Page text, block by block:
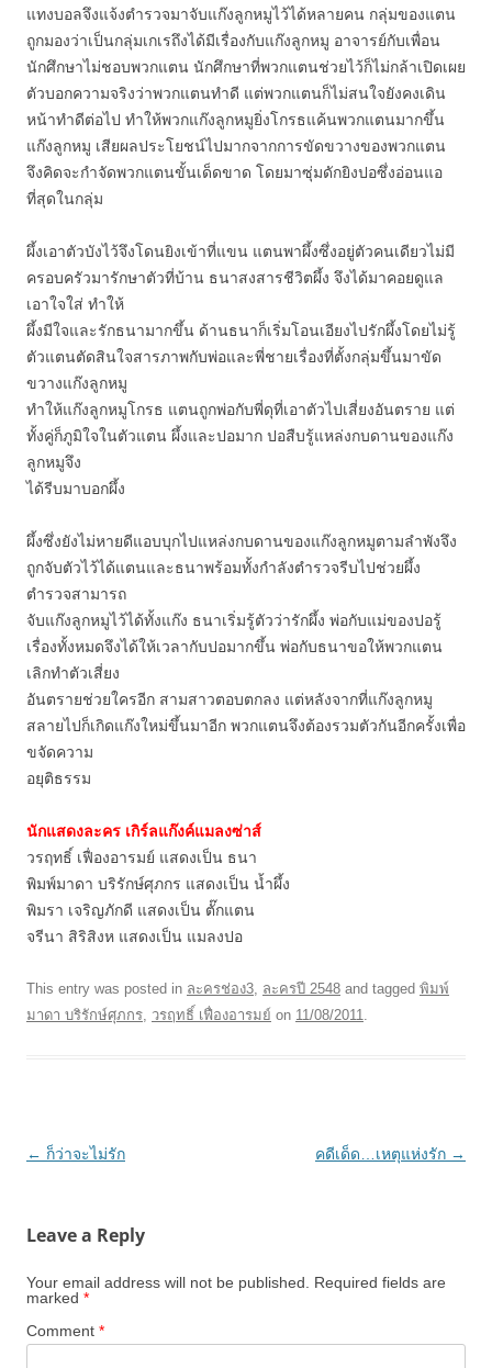
แทงบอลจึงแจ้งตำรวจมาจับแก๊งลูกหมูไว้ได้หลายคน กลุ่มของแตน
ถูกมองว่าเป็นกลุ่มเกเรถึงได้มีเรื่องกับแก๊งลูกหมู อาจารย์กับเพื่อน
นักศึกษาไม่ชอบพวกแตน นักศึกษาที่พวกแตนช่วยไว้ก็ไม่กล้าเปิดเผย
ตัวบอกความจริงว่าพวกแตนทำดี แต่พวกแตนก็ไม่สนใจยังคงเดิน
หน้าทำดีต่อไป ทำให้พวกแก๊งลูกหมูยิ่งโกรธแค้นพวกแตนมากขึ้น
แก๊งลูกหมู เสียผลประโยชน์ไปมากจากการขัดขวางของพวกแตน
จึงคิดจะกำจัดพวกแตนขั้นเด็ดขาด โดยมาซุ่มดักยิงปอซึ่งอ่อนแอ
ที่สุดในกลุ่ม
ผึ้งเอาตัวบังไว้จึงโดนยิงเข้าที่แขน แตนพาผึ้งซึ่งอยู่ตัวคนเดียวไม่มี
ครอบครัวมารักษาตัวที่บ้าน ธนาสงสารชีวิตผึ้ง จึงได้มาคอยดูแล
เอาใจใส่ ทำให้
ผึ้งมีใจและรักธนามากขึ้น ด้านธนาก็เริ่มโอนเอียงไปรักผึ้งโดยไม่รู้
ตัวแตนตัดสินใจสารภาพกับพ่อและพี่ชายเรื่องที่ตั้งกลุ่มขึ้นมาขัด
ขวางแก๊งลูกหมู
ทำให้แก๊งลูกหมูโกรธ แตนถูกพ่อกับพี่ดุที่เอาตัวไปเสี่ยงอันตราย แต่
ทั้งคู่ก็ภูมิใจในตัวแตน ผึ้งและปอมาก ปอสืบรู้แหล่งกบดานของแก๊ง
ลูกหมูจึง
ได้รีบมาบอกผึ้ง
ผึ้งซึ่งยังไม่หายดีแอบบุกไปแหล่งกบดานของแก๊งลูกหมูตามลำพังจึง
ถูกจับตัวไว้ได้แตนและธนาพร้อมทั้งกำลังตำรวจรีบไปช่วยผึ้ง
ตำรวจสามารถ
จับแก๊งลูกหมูไว้ได้ทั้งแก๊ง ธนาเริ่มรู้ตัวว่ารักผึ้ง พ่อกับแม่ของปอรู้
เรื่องทั้งหมดจึงได้ให้เวลากับปอมากขึ้น พ่อกับธนาขอให้พวกแตน
เลิกทำตัวเสี่ยง
อันตรายช่วยใครอีก สามสาวตอบตกลง แต่หลังจากที่แก๊งลูกหมู
สลายไปก็เกิดแก๊งใหม่ขึ้นมาอีก พวกแตนจึงต้องรวมตัวกันอีกครั้งเพื่อ
ขจัดความ
อยุติธรรม
นักแสดงละคร เกิร์ลแก๊งค์แมลงซ่าส์
วรฤทธิ์ เฟื่องอารมย์ แสดงเป็น ธนา
พิมพ์มาดา บริรักษ์ศุภกร แสดงเป็น น้ำผึ้ง
พิมรา เจริญภักดี แสดงเป็น ตั๊กแตน
จรีนา สิริสิงห แสดงเป็น แมลงปอ
This entry was posted in ละครช่อง3, ละครปี 2548 and tagged พิมพ์
มาดา บริรักษ์ศุภกร, วรฤทธิ์ เฟื่องอารมย์ on 11/08/2011.
Post
← ก็ว่าจะไม่รัก คดีเด็ด…เหตุแห่งรัก →
Leave a Reply
Your email address will not be published.
Required fields are
marked *
Comment *